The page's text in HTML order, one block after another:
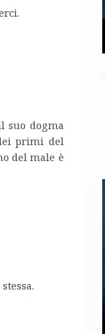
suo dogma
primi del
del male è